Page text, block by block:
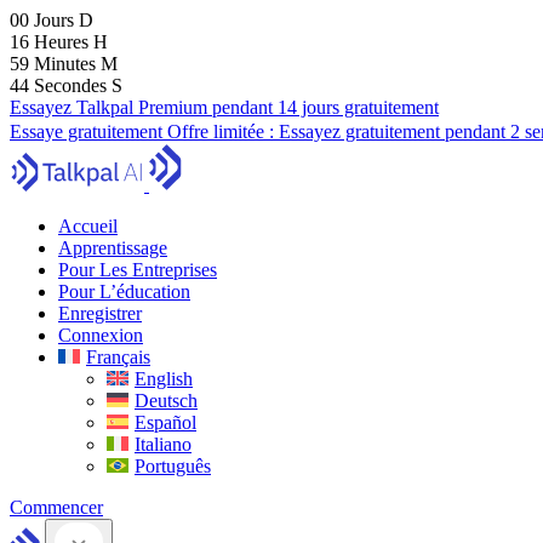
00 Jours D
16 Heures H
59 Minutes M
43 Secondes S
Essayez Talkpal Premium pendant 14 jours gratuitement
Essaye gratuitement Offre limitée : Essayez gratuitement pendant 2
Accueil
Apprentissage
Pour Les Entreprises
Pour L’éducation
Enregistrer
Connexion
Français
English
Deutsch
Español
Italiano
Português
Commencer